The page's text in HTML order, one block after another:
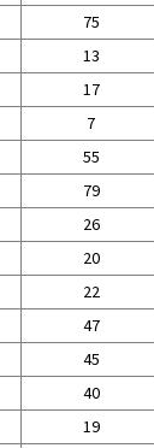
75
13
17
7
55
79
26
20
22
47
45
40
19